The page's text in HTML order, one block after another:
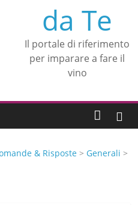
da Te
Il portale di riferimento
per imparare a fare il
vino
& Risposte >Generali >